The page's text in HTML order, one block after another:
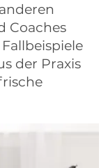
Coaches
der Praxis